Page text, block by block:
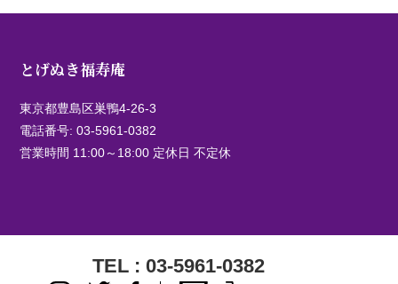
TEL : 03-5961-0382
とげぬき福寿庵
東京都豊島区巣鴨4-26-3
電話番号:03-5961-0382
営業時間 11:00～18:00 定休日 不定休